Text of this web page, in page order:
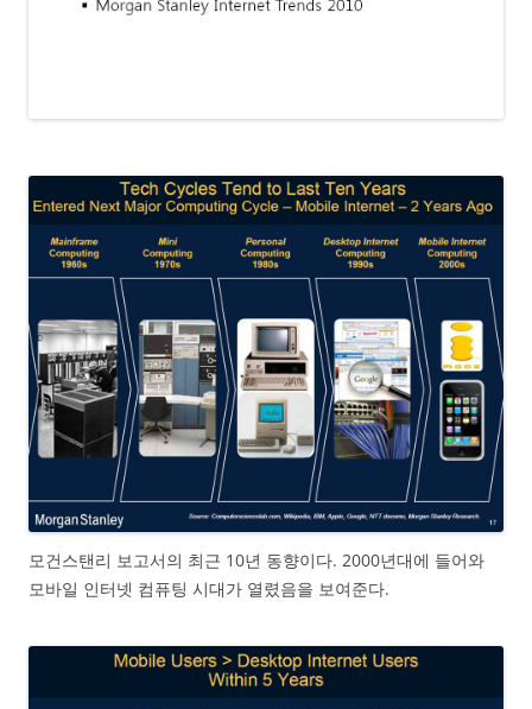
모건스탠리 보고서의 최근 10년 동향이다. 2000년대에 들어와
모바일 인터넷 컴퓨팅 시대가 열렸음을 보여준다.